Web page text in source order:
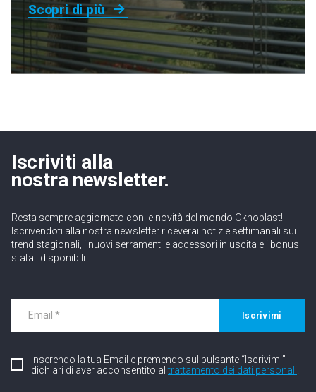
Scopri di più
Iscriviti alla
nostra newsletter.
Resta sempre aggiornato con le novità del mondo Oknoplast!
Iscrivendoti alla nostra newsletter riceverai notizie settimanali sui
trend stagionali, i nuovi serramenti e accessori in uscita e i bonus
statali disponibili.
Iscrivimi
Inserendo la tua Email e premendo sul pulsante “Iscrivimi”
dichiari di aver acconsentito altrattamento dei dati personali